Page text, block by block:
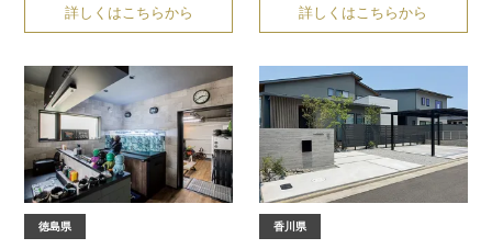
詳しくはこちらから 詳しくはこちらから
徳島県 香川県